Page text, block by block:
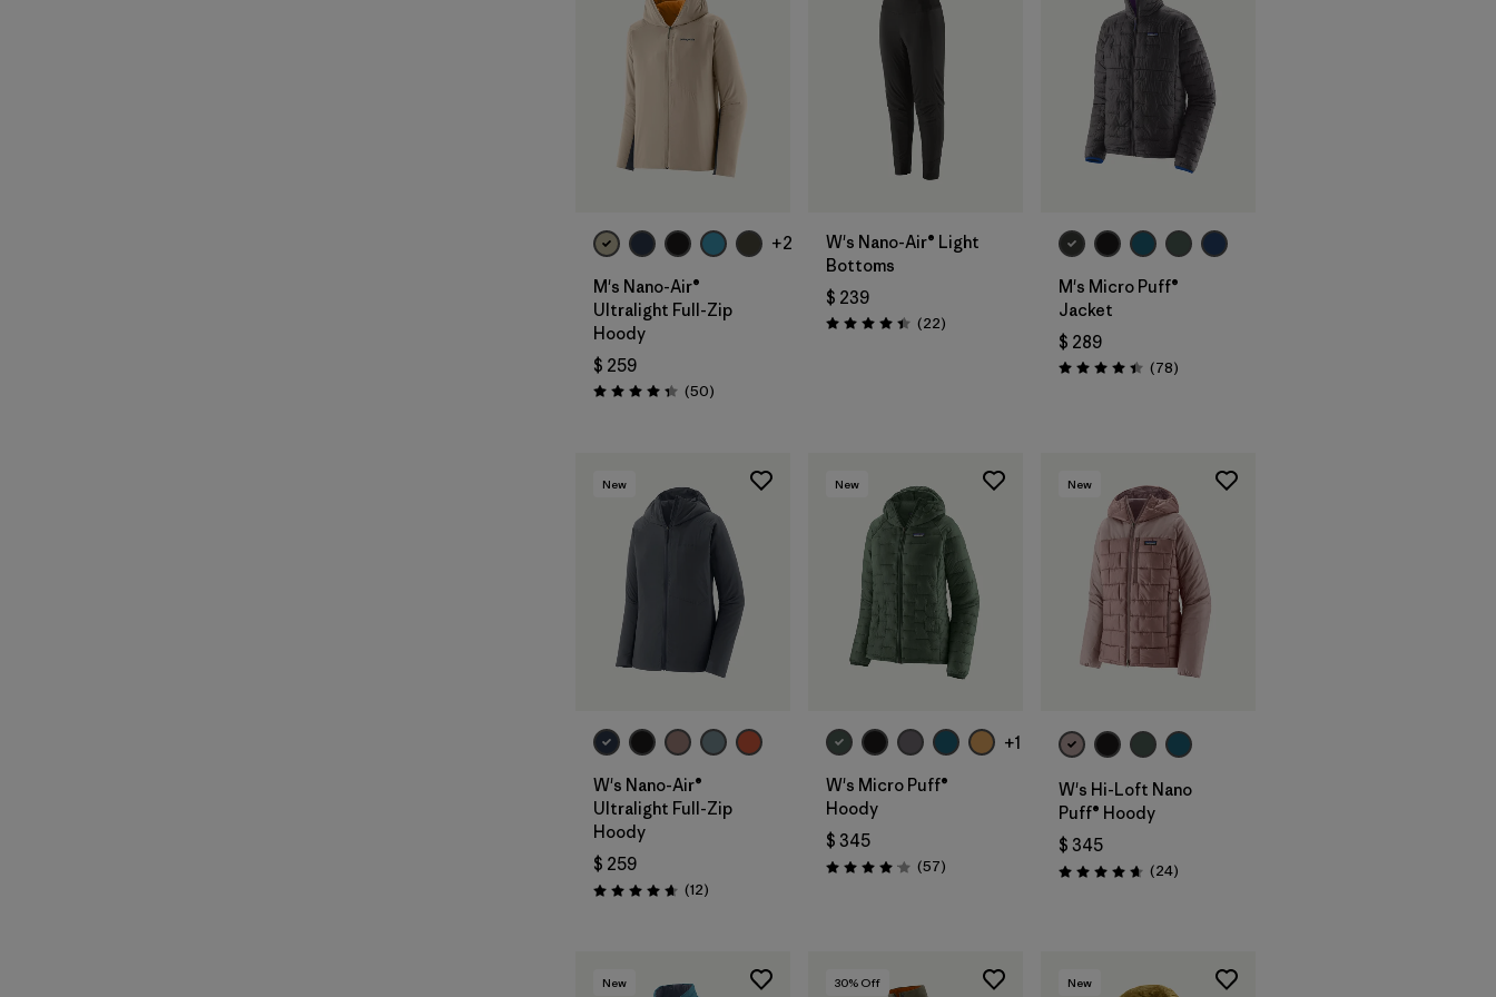
+2
M's Nano-Air®
Ultralight Full-Zip
Hoody
$ 259
Valoración: 4.3 / 5
(50Comentarios
)
W's Nano-Air® Light
Bottoms
$ 239
Valoración: 4.4 / 5
(22Comentarios
)
M's Micro Puff®
Jacket
$ 289
Valoración: 4.4 / 5
(78Comentarios
)
New
W's Nano-Air®
Ultralight Full-Zip
Hoody
$ 259
Valoración: 4.7 / 5
(12Comentarios
)
New
+1
W's Micro Puff®
Hoody
$ 345
Valoración: 4.1 / 5
(57Comentarios
)
New
W's Hi-Loft Nano
Puff® Hoody
$ 345
Valoración: 4.6 / 5
(24Comentarios
)
New 30% Off New